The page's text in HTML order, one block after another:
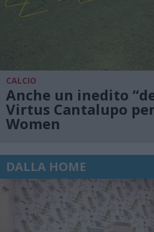
CALCIO
Anche un inedito
Virtus Cantalupo
Women
DALLA HOME